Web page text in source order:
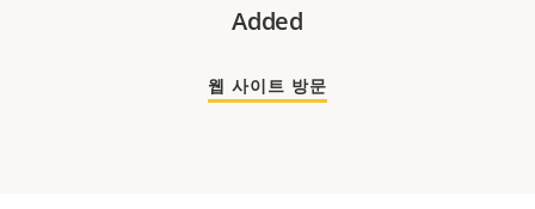
Added
웹 사이트 방문